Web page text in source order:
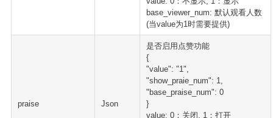
base_viewer_num: 默认观看人数
(当value为1时需要提供)
praise Json
是否启用点赞功能
{
"value": "1",
"show_praie_num": 1,
"base_praise_num": 0
}
value: 0：关闭, 1：打开